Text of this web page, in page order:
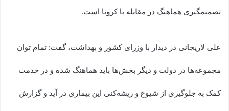
تصمیمگیری هماهنگ در مقابله با کرونا است.
علی لاریجانی در دیدار با وزرای کشور و بهداشت، گفت: تمام توان
مجموعه‌ها در دولت و دیگر بخش‌ها باید هماهنگ شده و در خدمت
کمک به جلوگیری از شیوع و ریشه‌کنی این بیماری در آید و گزارش